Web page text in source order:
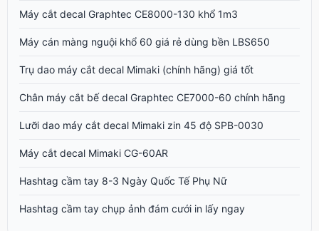
Máy cắt decal Graphtec CE8000-130 khổ 1m3
Máy cán màng nguội khổ 60 giá rẻ dùng bền LBS650
Trụ dao máy cắt decal Mimaki (chính hãng) giá tốt
Chân máy cắt bế decal Graphtec CE7000-60 chính hãng
Lưỡi dao máy cắt decal Mimaki zin 45 độ SPB-0030
Máy cắt decal Mimaki CG-60AR
Hashtag cầm tay 8-3 Ngày Quốc Tế Phụ Nữ
Hashtag cầm tay chụp ảnh đám cưới in lấy ngay